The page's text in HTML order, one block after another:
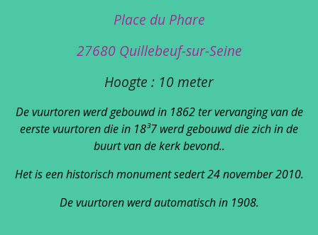
Place du Phare
27680 Quillebeuf-sur-Seine
Hoogte : 10 meter
De vuurtoren werd gebouwd in 1862 ter vervanging van de
eerste vuurtoren die in 18³7 werd gebouwd die zich in de
buurt van de kerk bevond..
Het is een historisch monument sedert 24 november 2010.
De vuurtoren werd automatisch in 1908.